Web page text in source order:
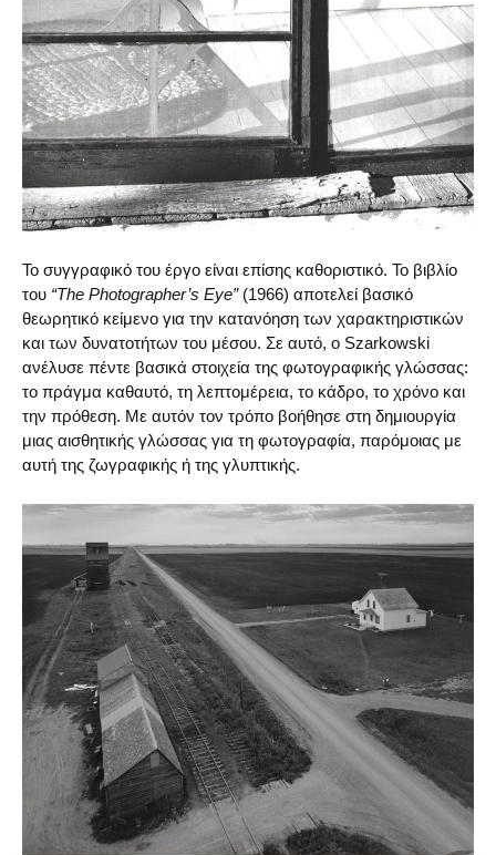
Το συγγραφικό του έργο είναι επίσης καθοριστικό. Το βιβλίο
του “The Photographer’s Eye”(1966) αποτελεί βασικό
θεωρητικό κείμενο για την κατανόηση των χαρακτηριστικών
και των δυνατοτήτων του μέσου. Σε αυτό, ο Szarkowski
ανέλυσε πέντε βασικά στοιχεία της φωτογραφικής γλώσσας:
το πράγμα καθαυτό, τη λεπτομέρεια, το κάδρο, το χρόνο και
την πρόθεση. Με αυτόν τον τρόπο βοήθησε στη δημιουργία
μιας αισθητικής γλώσσας για τη φωτογραφία, παρόμοιας με
αυτή της ζωγραφικής ή της γλυπτικής.